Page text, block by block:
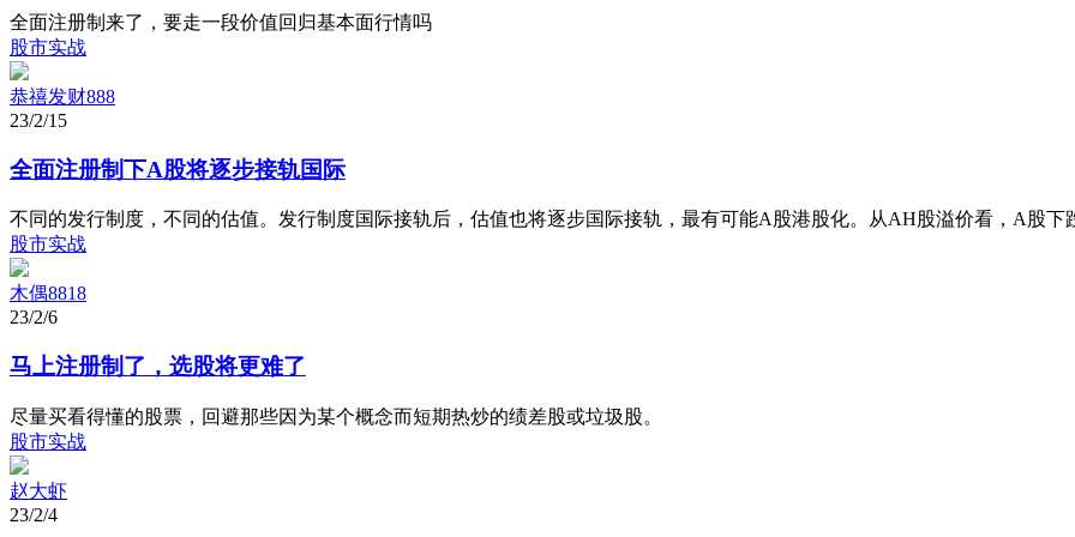
全面注册制来了，要走一段价值回归基本面行情吗
股市实战
恭禧发财888
23/2/15
全面注册制下A股将逐步接轨国际
不同的发行制度，不同的估值。发行制度国际接轨后，估值也将逐步国际接轨，最有可能A股港股化。从AH股溢价看，A股下
股市实战
木偶8818
23/2/6
马上注册制了，选股将更难了
尽量买看得懂的股票，回避那些因为某个概念而短期热炒的绩差股或垃圾股。
股市实战
赵大虾
23/2/4